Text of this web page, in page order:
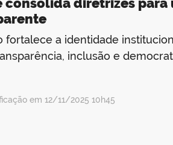
consolida diretrizes para
fortalece a identidade
inclusão e
em 12/11/2025 10h45